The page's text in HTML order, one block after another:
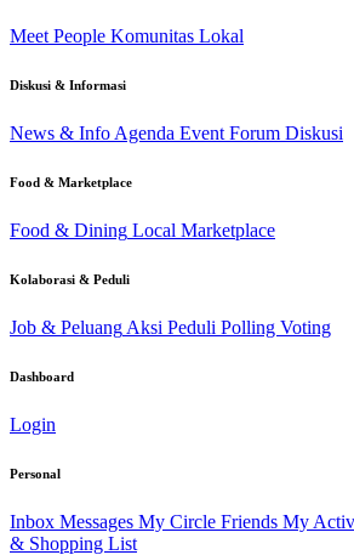
Meet People Komunitas Lokal
Diskusi & Informasi
News & Info Agenda Event Forum Diskusi
Food & Marketplace
Food & Dining Local Marketplace
Kolaborasi & Peduli
Job & Peluang Aksi Peduli Polling Voting
Dashboard
Login
Personal
Inbox Messages My Circle Friends My
& Shopping List